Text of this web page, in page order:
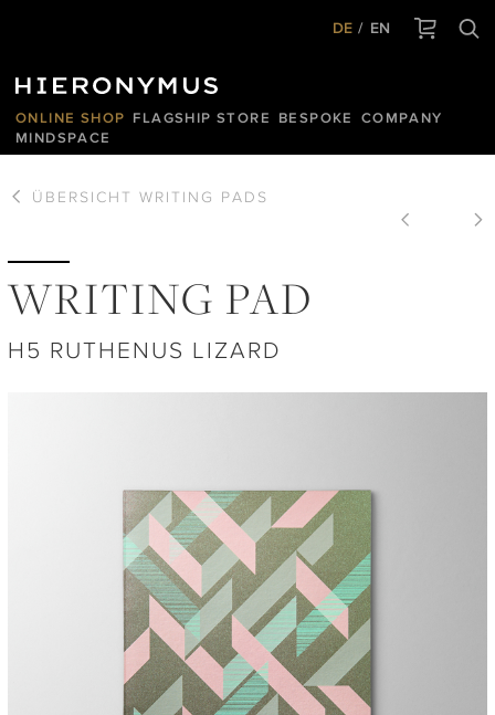
DE EN
ONLINE SHOP FLAGSHIP STORE BESPOKE
COMPANY
MINDSPACE
ÜBERSICHT WRITING PADS
WRITING PAD
H5 RUTHENUS LIZARD